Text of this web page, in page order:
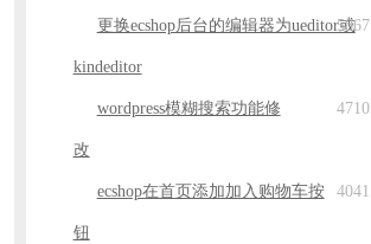
更换ecshop后台的编辑器为ueditor或
kindeditor
5867
wordpress模糊搜索功能修
改
4710
ecshop在首页添加加入购物车按
钮
4041